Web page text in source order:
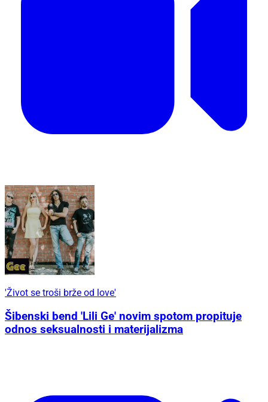
'Život se troši brže od love'
Šibenski bend 'Lili Ge' novim spotom propituje
odnos seksualnosti i materijalizma